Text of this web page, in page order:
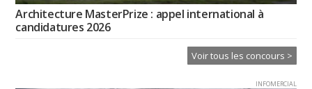
Architecture MasterPrize : appel international à
candidatures 2026
Voir tous les concours >
INFOMERCIAL